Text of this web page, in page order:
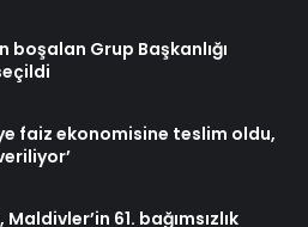
boşalan Grup Başkanlığı
faiz ekonomisine teslim oldu,
61. bağımsızlık